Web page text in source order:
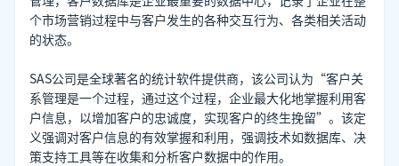
个市场营销过程中与客户发生的各种交互行为、各类相关活动
的状态。
SAS公司是全球著名的统计软件提供商，该公司认为“客户关
系管理是一个过程，通过这个过程，企业最大化地掌握利用客
户信息，以增加客户的忠诚度，实现客户的终生挽留”。该定
义强调对客户信息的有效掌握和利用，强调技术如数据库、决
策支持工具等在收集和分析客户数据中的作用。